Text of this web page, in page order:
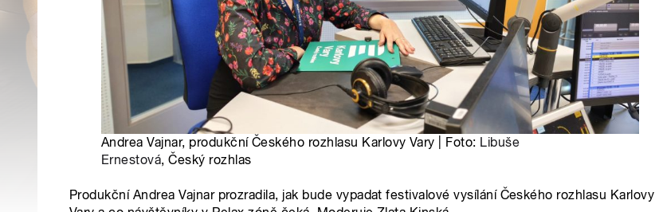
Andrea Vajnar, produkční Českého rozhlasu Karlovy Vary | Foto: Libuše
Ernestová, Český rozhlas
Produkční Andrea Vajnar prozradila, jak bude vypadat festivalové vysílání Českého rozhlasu Karlovy